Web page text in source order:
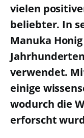
vielen
beliebter. In
Manuka
verwendet.
einige
wodurch die
erforscht